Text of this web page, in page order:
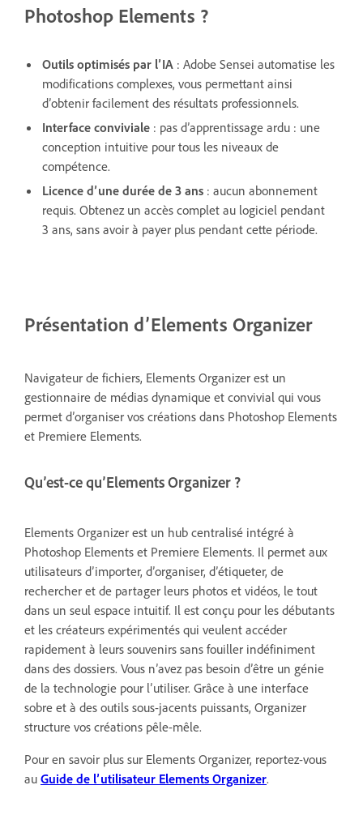
Photoshop Elements ?
Outils optimisés par l’IA : Adobe Sensei automatise les
modifications complexes, vous permettant ainsi
d’obtenir facilement des résultats professionnels.
Interface conviviale : pas d’apprentissage ardu : une
conception intuitive pour tous les niveaux de
compétence.
Licence d’une durée de 3 ans : aucun abonnement
requis. Obtenez un accès complet au logiciel pendant
3 ans, sans avoir à payer plus pendant cette période.
Présentation d’Elements Organizer
Navigateur de fichiers, Elements Organizer est un
gestionnaire de médias dynamique et convivial qui vous
permet d’organiser vos créations dans Photoshop Elements
et Premiere Elements.
Qu’est-ce qu’Elements Organizer ?
Elements Organizer est un hub centralisé intégré à
Photoshop Elements et Premiere Elements. Il permet aux
utilisateurs d’importer, d’organiser, d’étiqueter, de
rechercher et de partager leurs photos et vidéos, le tout
dans un seul espace intuitif. Il est conçu pour les débutants
et les créateurs expérimentés qui veulent accéder
rapidement à leurs souvenirs sans fouiller indéfiniment
dans des dossiers. Vous n’avez pas besoin d’être un génie
de la technologie pour l’utiliser. Grâce à une interface
sobre et à des outils sous-jacents puissants, Organizer
structure vos créations pêle-mêle.
Pour en savoir plus sur Elements Organizer, reportez-vous
au Guide de l’utilisateur Elements Organizer.